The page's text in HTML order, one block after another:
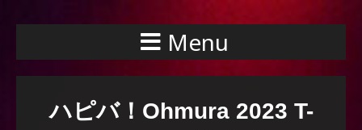
Menu
ハピバ！Ohmura 2023 T-